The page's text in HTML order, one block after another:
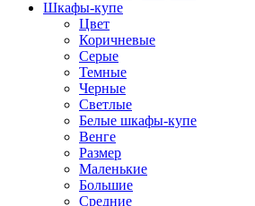
Шкафы-купе
Цвет
Коричневые
Серые
Темные
Черные
Светлые
Белые шкафы-купе
Венге
Размер
Маленькие
Большие
Средние